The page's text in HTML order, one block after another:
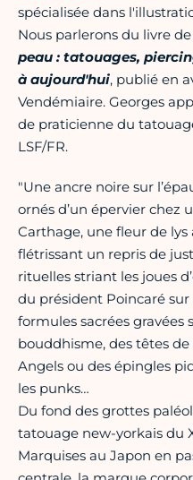
spécialisée dans
Nous parlerons du livre
peau : tatouages,
à aujourd'hui, publié en
Vendémiaire. Georges
de praticienne du
LSF/FR.
"Une ancre noire sur
ornés d’un épervier chez
Carthage, une fleur de
flétrissant un repris de
rituelles striant les joues
du président Poincaré sur
formules sacrées gravées
bouddhisme, des têtes
Angels ou des épingles
les punks…
Du fond des grottes
tatouage new-yorkais du
Marquises au Japon en